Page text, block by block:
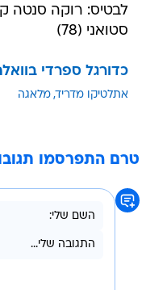
סטואני (78)
כדורגל ספרדי
אתלטיקו מדריד מלאגה
טרם התפרסמו